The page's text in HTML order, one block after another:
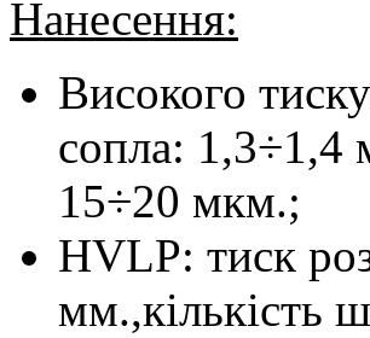
Нанесення:
Високого
сопла: 1,3÷1,4
15÷20 мкм.;
HVLP: тиск
мм.,кількість